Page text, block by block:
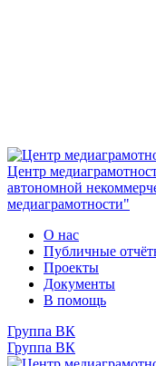
Центр
автономной
медиаграмотности"
О нас
Публичные
Проекты
Документы
В помощь
Группа ВК
Группа ВК